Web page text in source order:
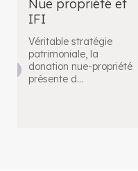
Nue propriété et
IFI
Véritable stratégie
patrimoniale, la
donation nue-propriété
présente d...